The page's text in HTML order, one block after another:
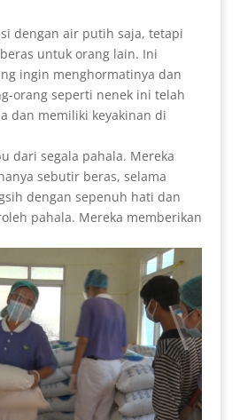
dengan air putih saja, tetapi
untuk orang lain. Ini
ingin menghormatinya dan
orang seperti nenek ini telah
dan memiliki keyakinan di
dari segala pahala. Mereka
sebutir beras, selama
dengan sepenuh hati dan
pahala. Mereka memberikan